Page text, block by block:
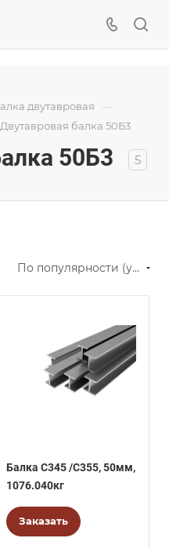
двутавровая —
Двутавровая балка 50Б3
50Б3 5
По популярности (убывание)
Балка С345 /С355, 50мм,
1076.040кг
Заказать